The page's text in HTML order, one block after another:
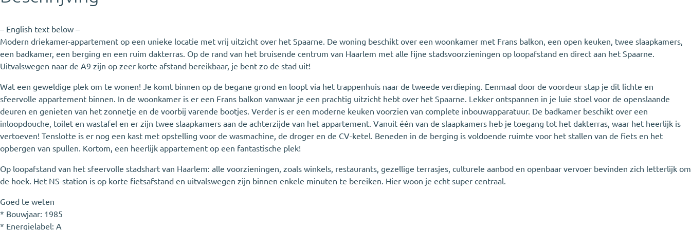
– English text below –
Modern driekamer-appartement op een unieke locatie met vrij uitzicht over het Spaarne. De woning beschikt over een woonkamer met Frans balkon, een open keuken, twee slaapkamers,
een badkamer, een berging en een ruim dakterras. Op de rand van het bruisende centrum van Haarlem met alle fijne stadsvoorzieningen op loopafstand en direct aan het Spaarne.
Uitvalswegen naar de A9 zijn op zeer korte afstand bereikbaar, je bent zo de stad uit!
Wat een geweldige plek om te wonen! Je komt binnen op de begane grond en loopt via het trappenhuis naar de tweede verdieping. Eenmaal door de voordeur stap je dit lichte en
sfeervolle appartement binnen. In de woonkamer is er een Frans balkon vanwaar je een prachtig uitzicht hebt over het Spaarne. Lekker ontspannen in je luie stoel voor de openslaande
deuren en genieten van het zonnetje en de voorbij varende bootjes. Verder is er een moderne keuken voorzien van complete inbouwapparatuur. De badkamer beschikt over een
inloopdouche, toilet en wastafel en er zijn twee slaapkamers aan de achterzijde van het appartement. Vanuit één van de slaapkamers heb je toegang tot het dakterras, waar het heerlijk is
vertoeven! Tenslotte is er nog een kast met opstelling voor de wasmachine, de droger en de CV-ketel. Beneden in de berging is voldoende ruimte voor het stallen van de fiets en het
opbergen van spullen. Kortom, een heerlijk appartement op een fantastische plek!
Op loopafstand van het sfeervolle stadshart van Haarlem: alle voorzieningen, zoals winkels, restaurants, gezellige terrasjes, culturele aanbod en openbaar vervoer bevinden zich letterlijk om
de hoek. Het NS-station is op korte fietsafstand en uitvalswegen zijn binnen enkele minuten te bereiken. Hier woon je echt super centraal.
Goed te weten
* Bouwjaar: 1985
* Energielabel: A